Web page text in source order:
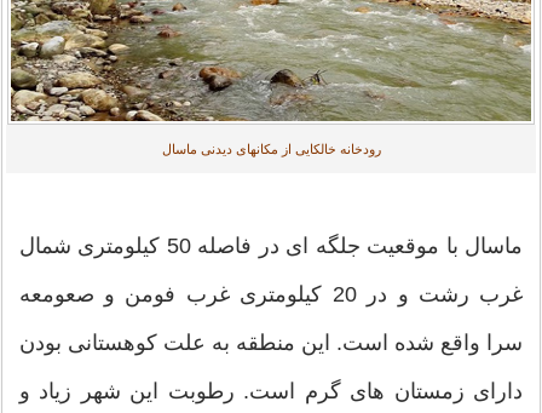
رودخانه خالکایی از مکانهای دیدنی ماسال
ماسال با موقعیت جلگه ای در فاصله 50 کیلومتری شمال
غرب رشت و در 20 کیلومتری غرب فومن و صعومعه
سرا واقع شده است. این منطقه به علت کوهستانی بودن
دارای زمستان های گرم است. رطوبت این شهر زیاد و